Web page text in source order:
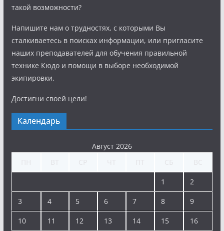
такой возможности?
Напишите нам о трудностях, с которыми Вы
сталкиваетесь в поисках информации, или пригласите
наших преподавателей для обучения правильной
технике Кюдо и помощи в выборе необходимой
экипировки.
Достигни своей цели!
Календарь
Август 2026
1 2
3 4 5 6 7 8 9
10 11 12 13 14 15 16